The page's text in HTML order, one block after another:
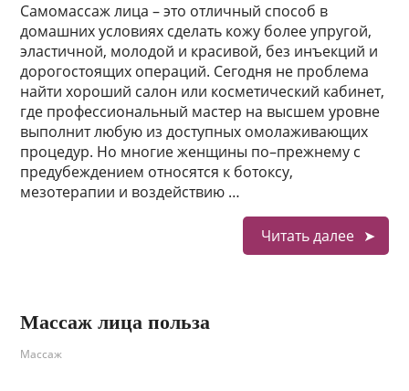
Самомассаж лица – это отличный способ в
домашних условиях сделать кожу более упругой,
эластичной, молодой и красивой, без инъекций и
дорогостоящих операций. Сегодня не проблема
найти хороший салон или косметический кабинет,
где профессиональный мастер на высшем уровне
выполнит любую из доступных омолаживающих
процедур. Но многие женщины по–прежнему с
предубеждением относятся к ботоксу,
мезотерапии и воздействию …
Читать далее
Массаж лица польза
Массаж